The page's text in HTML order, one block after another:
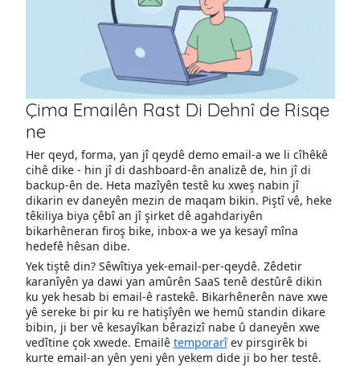
Çima Emailên Rast Di Dehnî de Risqe
ne
Her qeyd, forma, yan jî qeydê demo email-a we li cîhêkê
cihê dike - hin jî di dashboard-ên analizê de, hin jî di
backup-ên de. Heta mazîyên testê ku xweş nabin jî
dikarin ev daneyên mezin de maqam bikin. Piştî vê, heke
têkiliya biya çêbî an jî şirket dê agahdariyên
bikarhêneran firoş bike, inbox-a we ya kesayî mîna
hedefê hêsan dibe.
Yek tiştê din? Sêwîtiya yek-email-per-qeydê. Zêdetir
karanîyên ya dawi yan amûrên SaaS tenê destûrê dikin
ku yek hesab bi email-ê rastekê. Bikarhênerên nave xwe
yê sereke bi pir ku re hatişîyên we hemû standin dikare
bibin, ji ber vê kesayîkan bêrazizî nabe û daneyên xwe
vedîtine çok xwede. Emailê temporarîev pirsgirêk bi
kurte email-an yên yeni yên yekem dide ji bo her testê.